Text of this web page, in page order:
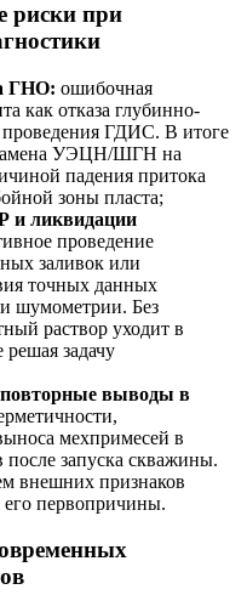
риски при
ГНО: ошибочная
как отказа глубинно-
проведения ГДИС. В итоге
замена УЭЦН/ШГН на
падения притока
зоны пласта;
и ликвидации
проведение
заливок или
точных данных
шумометрии. Без
раствор уходит в
задачу
выводы в
мехпримесей в
после запуска скважины.
внешних признаков
первопричины.